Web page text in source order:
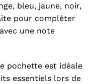
bleu, jaune, noir,
pour compléter
une note
pochette est idéale
essentiels lors de